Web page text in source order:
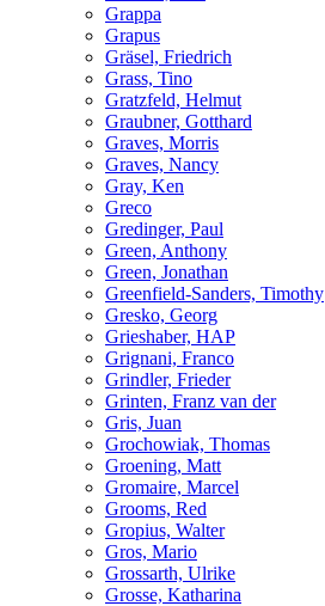
Grappa
Grapus
Gräsel, Friedrich
Grass, Tino
Gratzfeld, Helmut
Graubner, Gotthard
Graves, Morris
Graves, Nancy
Gray, Ken
Greco
Gredinger, Paul
Green, Anthony
Green, Jonathan
Greenfield-Sanders, Timothy
Gresko, Georg
Grieshaber, HAP
Grignani, Franco
Grindler, Frieder
Grinten, Franz van der
Gris, Juan
Grochowiak, Thomas
Groening, Matt
Gromaire, Marcel
Grooms, Red
Gropius, Walter
Gros, Mario
Grossarth, Ulrike
Grosse, Katharina